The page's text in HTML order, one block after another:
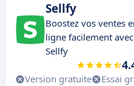
Sellfy
Boostez vos ventes
ligne facilement avec
Sellfy
Version gratuite Essai